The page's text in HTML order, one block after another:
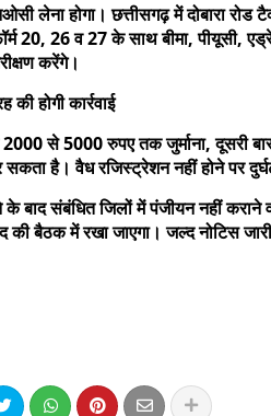
लेना होगा। छत्तीसगढ़ में दोबारा रोड
20, 26 व 27 के साथ बीमा, पीयूसी,
करेंगे।
होगी कार्रवाई
2000 से 5000 रुपए तक जुर्माना, दूसरी
सकता है। वैध रजिस्ट्रेशन नहीं होने पर
के बाद संबंधित जिलों में पंजीयन नहीं
बैठक में रखा जाएगा। जल्द नोटिस